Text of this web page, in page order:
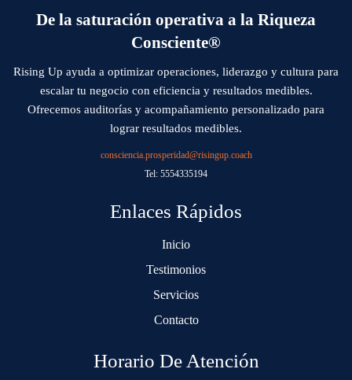
De la saturación operativa a la Riqueza
Consciente®
Rising Up ayuda a optimizar operaciones, liderazgo y cultura para
escalar tu negocio con eficiencia y resultados medibles.
Ofrecemos auditorías y acompañamiento personalizado para
lograr resultados medibles.
consciencia.prosperidad@risingup.coach
Tel: 5554335194
Enlaces Rápidos
Inicio
Testimonios
Servicios
Contacto
Horario De Atención